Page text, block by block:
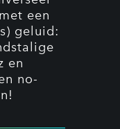
een
geluid:
en
no-